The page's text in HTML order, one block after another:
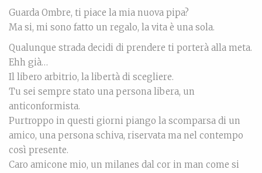
Guarda Ombre, ti piace la mia nuova pipa?
Ma si, mi sono fatto un regalo, la vita è una sola.
Qualunque strada decidi di prendere ti porterà alla meta.
Ehh già…
Il libero arbitrio, la libertà di scegliere.
Tu sei sempre stato una persona libera, un
anticonformista.
Purtroppo in questi giorni piango la scomparsa di un
amico, una persona schiva, riservata ma nel contempo
così presente.
Caro amicone mio, un milanes dal cor in man come si